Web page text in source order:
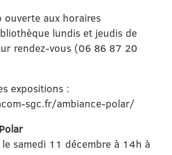
ouverte aux horaires
lundis et jeudis de
rendez-vous (06 86 87 20
expositions :
sgc.fr/ambiance-polar/
samedi 11 décembre à 14h à